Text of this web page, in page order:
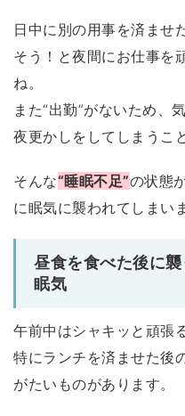
日中に別の用事を済ませ
そう！と夜間にお仕事を
ね。
また“出勤”がないため、
夜更かしをしてしまうこ
そんな“睡眠不足”の状態
に眠気に襲われてしまい
昼食を食べた後に
眠気
午前中はシャキッと頑張
特にランチを済ませた後
がたいものがあります。